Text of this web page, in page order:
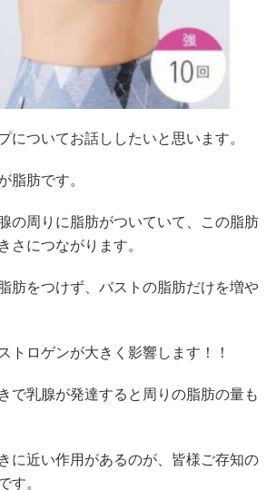
についてお話ししたいと思います。
脂肪です。
の周りに脂肪がついていて、この脂肪
さにつながります。
肪をつけず、バストの脂肪だけを増や
トロゲンが大きく影響します！！
で乳腺が発達すると周りの脂肪の量も
に近い作用があるのが、皆様ご存知の
す。